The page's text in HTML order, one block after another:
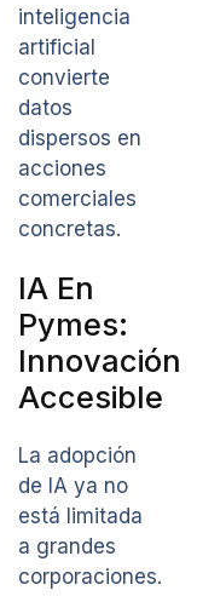
inteligencia
artificial
convierte
datos
dispersos en
acciones
comerciales
concretas.
IA En
Pymes:
Innovación
Accesible
La adopción
de IA ya no
está limitada
a grandes
corporaciones.